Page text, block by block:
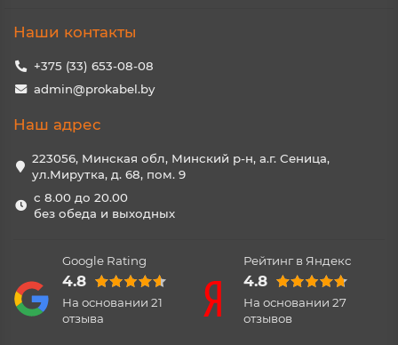
Наши контакты
+375 (33) 653-08-08
admin@prokabel.by
Наш адрес
223056, Минская обл, Минский р-н, а.г. Сеница,
ул.Мирутка, д. 68, пом. 9
с 8.00 до 20.00
без обеда и выходных
Google Rating
4.8
На основании 21
отзыва
Рейтинг в Яндекс
4.8
На основании 27
отзывов